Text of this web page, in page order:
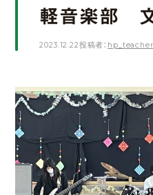
軽音楽部
2023.12.22投稿者：